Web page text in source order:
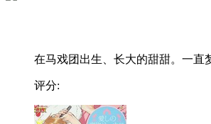
在马戏团出生、长大的甜甜。一直
评分: